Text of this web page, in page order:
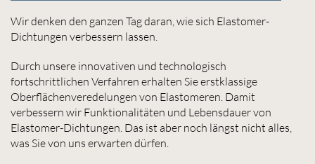
Wir denken den ganzen Tag daran, wie sich Elastomer-
Dichtungen verbessern lassen.
Durch unsere innovativen und technologisch
fortschrittlichen Verfahren erhalten Sie erstklassige
Oberflächenveredelungen von Elastomeren. Damit
verbessern wir Funktionalitäten und Lebensdauer von
Elastomer-Dichtungen. Das ist aber noch längst nicht alles,
was Sie von uns erwarten dürfen.